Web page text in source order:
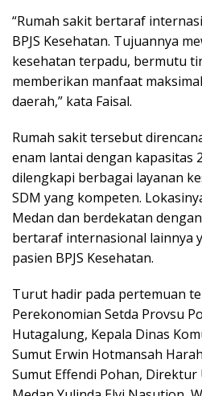
“Rumah sakit bertaraf
BPJS Kesehatan. Tujuannya
kesehatan terpadu, bermutu
memberikan manfaat
daerah,” kata Faisal.
Rumah sakit tersebut
enam lantai dengan kapasitas
dilengkapi berbagai layanan
SDM yang kompeten.
Medan dan berdekatan
bertaraf internasional lainnya
pasien BPJS Kesehatan.
Turut hadir pada pertemuan
Perekonomian Setda Provsu
Hutagalung, Kepala Dinas
Sumut Erwin Hotmansah
Sumut Effendi Pohan, Direktur